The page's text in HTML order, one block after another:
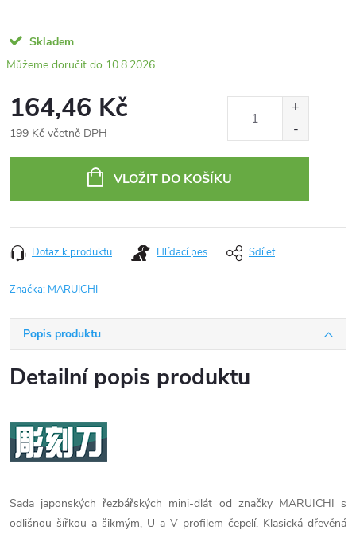
Skladem
10.8.2026
164,46 Kč
199 Kč včetně DPH
VLOŽIT DO KOŠÍKU
Dotaz k produktu Hlídací pes Sdílet
Značka: MARUICHI
Popis produktu
Detailní popis produktu
Sada japonských řezbářských mini-dlát od značky MARUICHI s
odlišnou šířkou a šikmým, U a V profilem čepelí. Klasická dřevěná